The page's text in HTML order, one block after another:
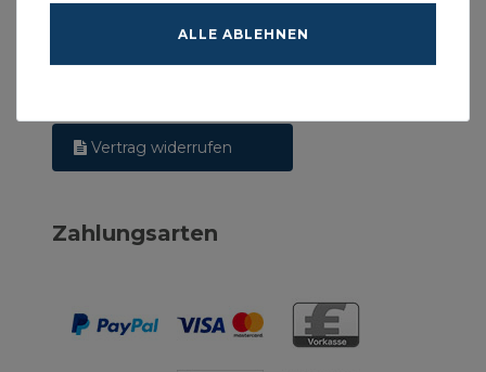
Batterieverordnung
Verpackungsverordnung
Vertrag widerrufen
Zahlungsarten
ALLE ABLEHNEN